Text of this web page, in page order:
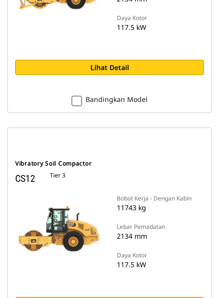
Daya Kotor
117.5 kW
Lihat Detail
Bandingkan Model
Vibratory Soil Compactor
CS12 Tier 3
Bobot Kerja - Dengan Kabin
11743 kg
Lebar Pemadatan
2134 mm
Daya Kotor
117.5 kW